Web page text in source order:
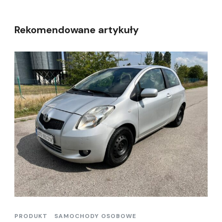
Rekomendowane artykuły
PRODUKT SAMOCHODY OSOBOWE